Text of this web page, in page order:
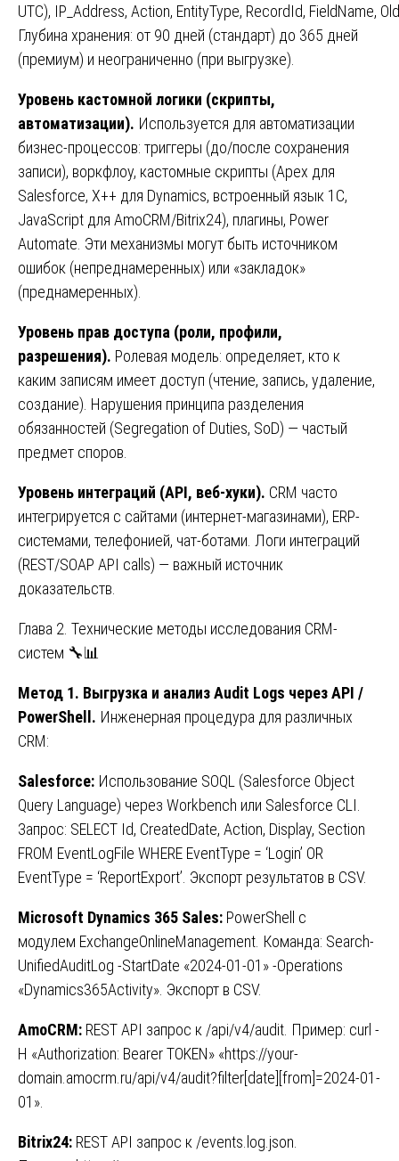
UTC), IP_Address, Action, EntityType, RecordId, FieldName,
Глубина хранения: от 90 дней (стандарт) до 365 дней
(премиум) и неограниченно (при выгрузке).
Уровень кастомной логики (скрипты,
автоматизации). Используется для автоматизации
бизнес-процессов: триггеры (до/после сохранения
записи), воркфлоу, кастомные скрипты (Apex для
Salesforce, X++ для Dynamics, встроенный язык 1С,
JavaScript для AmoCRM/Bitrix24), плагины, Power
Automate. Эти механизмы могут быть источником
ошибок (непреднамеренных) или «закладок»
(преднамеренных).
Уровень прав доступа (роли, профили,
разрешения). Ролевая модель: определяет, кто к
каким записям имеет доступ (чтение, запись, удаление,
создание). Нарушения принципа разделения
обязанностей (Segregation of Duties, SoD) — частый
предмет споров.
Уровень интеграций (API, веб-хуки). CRM часто
интегрируется с сайтами (интернет-магазинами), ERP-
системами, телефонией, чат-ботами. Логи интеграций
(REST/SOAP API calls) — важный источник
доказательств.
Глава 2. Технические методы исследования CRM-
систем 🔧📊
Метод 1. Выгрузка и анализ Audit Logs через API /
PowerShell. Инженерная процедура для различных
CRM:
Salesforce: Использование SOQL (Salesforce Object
Query Language) через Workbench или Salesforce CLI.
Запрос: SELECT Id, CreatedDate, Action, Display, Section
FROM EventLogFile WHERE EventType = ‘Login’ OR
EventType = ‘ReportExport’. Экспорт результатов в CSV.
Microsoft Dynamics 365 Sales: PowerShell с
модулем ExchangeOnlineManagement. Команда: Search-
UnifiedAuditLog -StartDate «2024-01-01» -Operations
«Dynamics365Activity». Экспорт в CSV.
AmoCRM: REST API запрос к /api/v4/audit. Пример: curl -
H «Authorization: Bearer TOKEN» «https://your-
domain.amocrm.ru/api/v4/audit?filter[date][from]=2024-01-
01».
Bitrix24: REST API запрос к /events.log.json.